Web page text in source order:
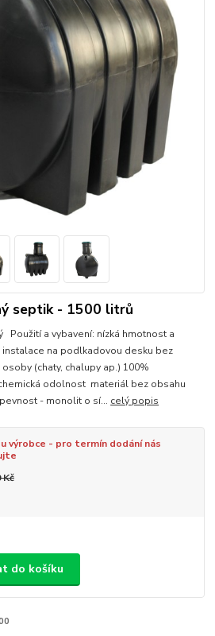
septik - 1500 litrů
Použití a vybavení: nízká hmotnost a
na podlkadovou desku bez
(chaty, chalupy ap.) 100%
odolnost materiál bez obsahu
- monolit o sí... celý popis
výrobce - pro termín dodání nás
Kč
do košíku